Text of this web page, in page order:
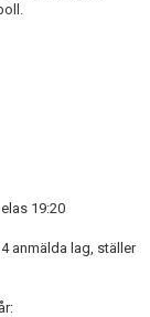
19:20
lag, ställer